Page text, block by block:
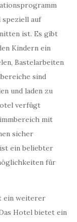
speziell auf
ist. Es gibt
Kindern ein
Bastelarbeiten
sind
und laden zu
verfügt
mit
sicher
ein beliebter
für
ein weiterer
Hotel bietet ein